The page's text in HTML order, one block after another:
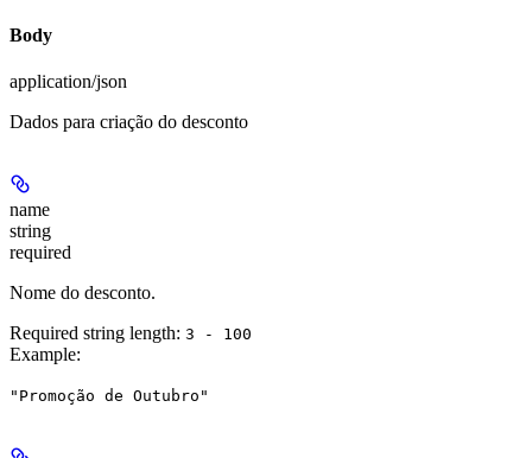
Body
application/json
Dados para criação do desconto
name
string
required
Nome do desconto.
Required string length: 3 - 100
Example:
"Promoção de Outubro"